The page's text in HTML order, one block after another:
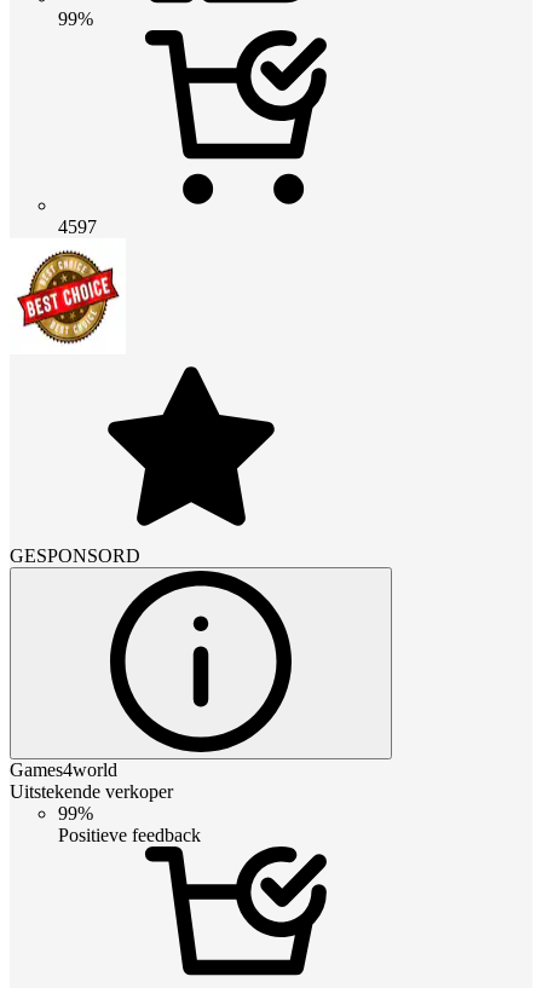
99%
4597
GESPONSORD
Games4world
Uitstekende verkoper
99%
Positieve feedback